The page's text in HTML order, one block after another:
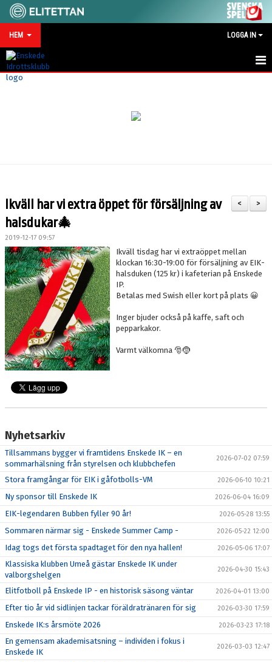
HEM LOGGA IN
HEM
SPONSRING
>
<
Ikväll har vi extra öppet för försäljning av
halsdukar🎄
2019-12-17 09:57
Ikväll tisdag har vi extraöppet mellan
klockan 16:30-19:00 för försäljning av EIK-
halsduken (125 kr) i kafeterian på Enskede
IP.
Betalas med Swish eller kort på plats 😀
Inger bjuder också på kaffe, saft och
pepparkakor.
Varmt välkomna 🎅🤶
Nyhetsarkiv
Tillsammans bygger vi framtidens Enskede IK – en
sommarhälsning från styrelsen och klubbchefen
2026-07-02 07:59
Stora framgångar för EIK i gåfotbolls-VM 2026-06-10 10:21
Ny sponsor till Enskede IK 2026-06-04 16:09
EIK-legendaren Bubben fyller 90 år! 2026-05-28 13:55
Sommaren närmar sig - Enskede Summer Camp - 2026-05-22 12:00
Idag togs det första spadtaget för den nya hallen! 2026-05-06 17:07
Klassiska klubben Umeå gästar Enskede IK under
valborgshelgen
2026-04-30 15:43
Elitfotboll på Enskede IP - en historisk säsong väntar 2026-04-01 13:00
Efter tio år vid sidlinjen tackar föräldratränaren för sig 2026-03-30 17:59
Enskede IK:s årsmöte 2026 2026-03-23 17:18
En gemensam akademisatsning – individen i fokus i
Enskede IK
2026-03-03 12:47